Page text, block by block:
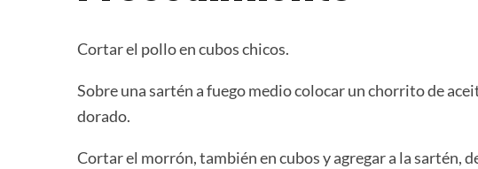
Cortar el pollo en cubos chicos.
Sobre una sartén a fuego medio colocar un chorrito de
dorado.
Cortar el morrón, también en cubos y agregar a la sartén,